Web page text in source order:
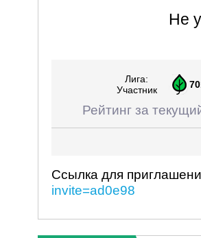
Не
Лига:
Участник
Рейтинг за
Ссылка для
invite=ad0e98